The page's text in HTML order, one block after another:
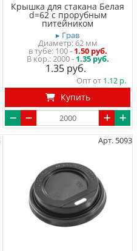
Крышка для стакана Белая
d=62 с прорубным
питейником
▸ Грав
Диаметр: 62 мм
в тубе 100- 1.50 руб.
2000 - 1.35 руб.
1.35
Опт от 1.12
Купить
Арт. 5093